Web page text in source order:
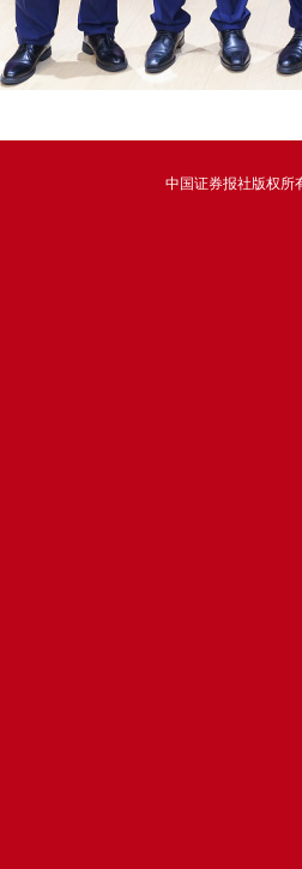
中国证券报社版权所